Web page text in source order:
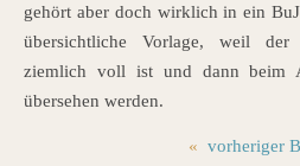
gehört aber doch wirklich in ein
übersichtliche Vorlage, weil der
ziemlich voll ist und dann beim
übersehen werden.
« vorheriger